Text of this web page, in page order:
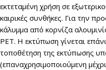
εκτεταμένη χρήση σε
καιρικές συνθήκες. Για την
κάλυμμα από κορνίζα
PET. Η εκτύπωση γίνεται
τοποθέτηση της εκτύπωσης
(επαναχρησιμοποιούμενη